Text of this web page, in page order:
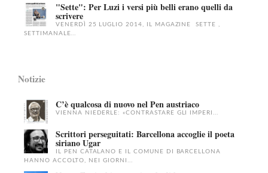
"Sette": Per Luzi i versi più belli erano quelli da
scrivere
VENERDÌ 25 LUGLIO 2014, IL MAGAZINE SETTE ,
SETTIMANALE...
Notizie
C’è qualcosa di nuovo nel Pen austriaco
VIENNA NIEDERLE: «CONTRASTARE GLI IMPERI...
Scrittori perseguitati: Barcellona accoglie il poeta
siriano Ugar
IL PEN CATALANO E IL COMUNE DI BARCELLONA
HANNO ACCOLTO, NEI GIORNI...